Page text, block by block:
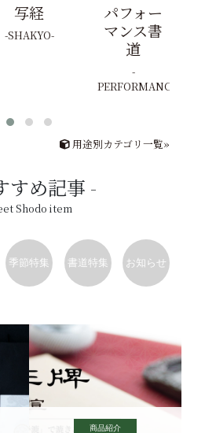
写経
SHAKYO
パフォー
マンス書
道
PERFORMANCE
用途別カテゴリ一覧»
すめ記事
Shodo item
季節特集 書道特集 お知らせ
商品紹介